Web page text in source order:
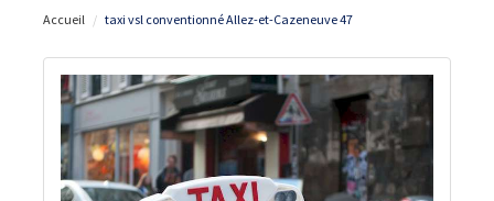
Accueil taxi vsl conventionné Allez-et-Cazeneuve 47